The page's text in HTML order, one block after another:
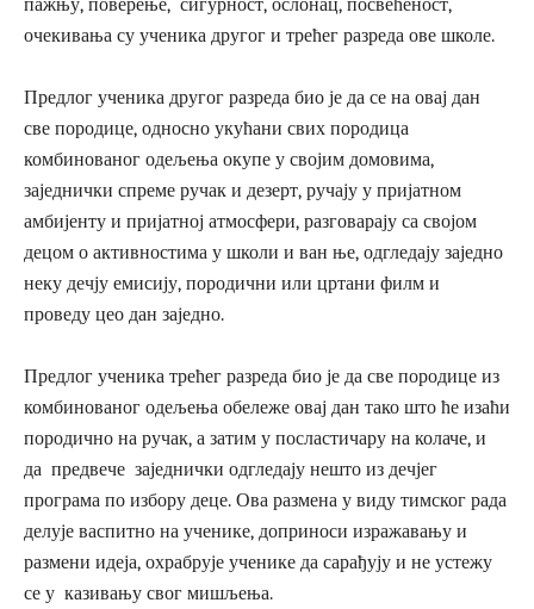
пажњу, поверење, сигурност, ослонац, посвећеност,
очекивања су ученика другог и трећег разреда ове школе.
Предлог ученика другог разреда био је да се на овај дан
све породице, односно укућани свих породица
комбинованог одељења окупе у својим домовима,
заједнички спреме ручак и дезерт, ручају у пријатном
амбијенту и пријатној атмосфери, разговарају са својом
децом о активностима у школи и ван ње, одгледају заједно
неку дечју емисију, породични или цртани филм и
проведу цео дан заједно.
Предлог ученика трећег разреда био је да све породице из
комбинованог одељења обележе овај дан тако што ће изаћи
породично на ручак, а затим у посластичару на колаче, и
да предвече заједнички одгледају нешто из дечјег
програма по избору деце. Ова размена у виду тимског рада
делује васпитно на ученике, доприноси изражавању и
размени идеја, охрабрује ученике да сарађују и не устежу
се у казивању свог мишљења.